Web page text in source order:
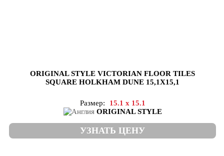
ORIGINAL STYLE VICTORIAN FLOOR TILES
SQUARE HOLKHAM DUNE 15,1X15,1
Размер:
15.1 x 15.1
ORIGINAL STYLE
УЗНАТЬ ЦЕНУ